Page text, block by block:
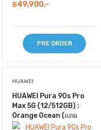
฿49,900.-
PRE ORDER
HUAWEI
HUAWEI Pura 90s Pro
Max 5G (12/512GB) :
Orange Ocean (แถม
Tablet)